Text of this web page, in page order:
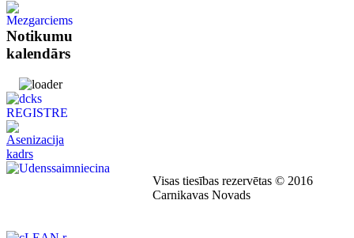
Notikumu
kalendārs
Visas tiesības rezervētas © 2016
Carnikavas Novads